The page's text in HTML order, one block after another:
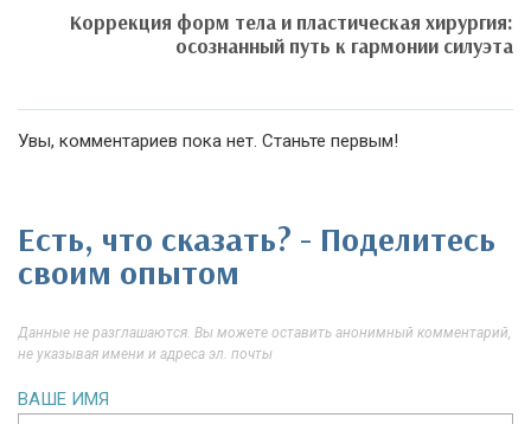
Коррекция форм тела и пластическая хирургия:
осознанный путь к гармонии силуэта
Увы, комментариев пока нет. Станьте первым!
Есть, что сказать? - Поделитесь
своим опытом
Данные не разглашаются. Вы можете оставить анонимный комментарий,
не указывая имени и адреса эл. почты
ВАШЕ ИМЯ